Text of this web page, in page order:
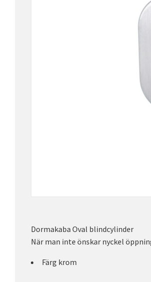
Dormakaba Oval blindcylinder
När man inte önskar nyckel
Färg krom